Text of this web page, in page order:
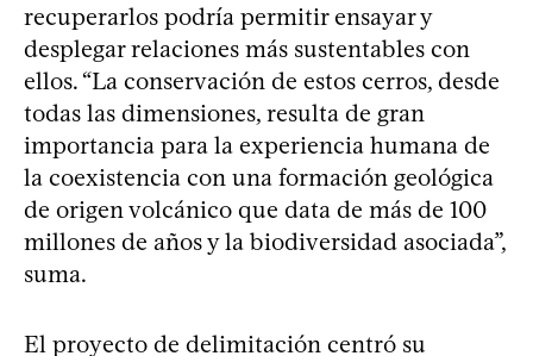
recuperarlos podría permitir ensayar y
desplegar relaciones más sustentables con
ellos. “La conservación de estos cerros, desde
todas las dimensiones, resulta de gran
importancia para la experiencia humana de
la coexistencia con una formación geológica
de origen volcánico que data de más de 100
millones de años y la biodiversidad asociada”,
suma.
El proyecto de delimitación centró su